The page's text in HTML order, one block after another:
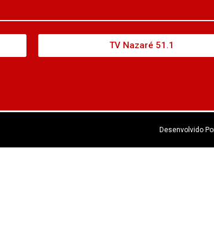
TV Nazaré 51.1
Desenvolvido